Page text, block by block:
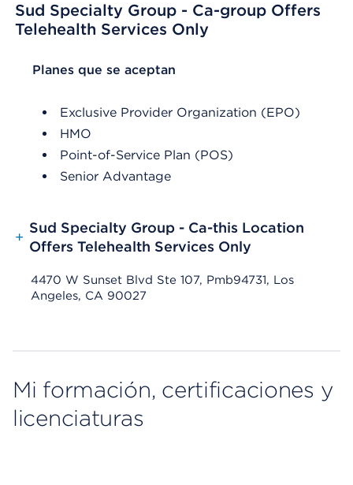
Sud Specialty Group - Ca-group Offers
Telehealth Services Only
List Header Planes que se aceptan
Planes que se aceptan
Exclusive Provider Organization (EPO)
HMO
Point-of-Service Plan (POS)
Senior Advantage
+
Sud Specialty Group - Ca-this Location
Offers Telehealth Services Only
4470 W Sunset Blvd Ste 107, Pmb94731, Los
Angeles, CA 90027
Mi formación, certificaciones y
licenciaturas